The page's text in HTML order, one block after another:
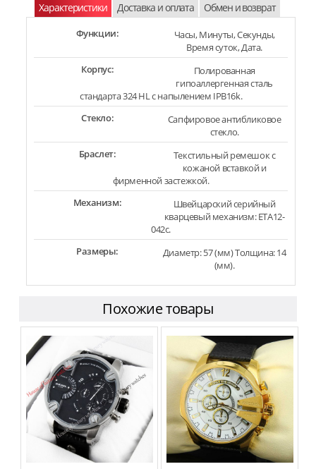
Характеристики Доставка и оплата Обмен и возврат
Функции:
Часы, Минуты, Секунды,
Время суток, Дата.
Корпус:
Полированная
гипоаллергенная сталь
стандарта 324 HL с напылением IPB16k.
Стекло:
Сапфировое антибликовое
стекло.
Браслет:
Текстильный ремешок с
кожаной вставкой и
фирменной застежкой.
Механизм:
Швейцарский серийный
кварцевый механизм: ETA12-
042c.
Размеры:
Диаметр: 57 (мм) Толщина: 14
(мм).
Похожие товары